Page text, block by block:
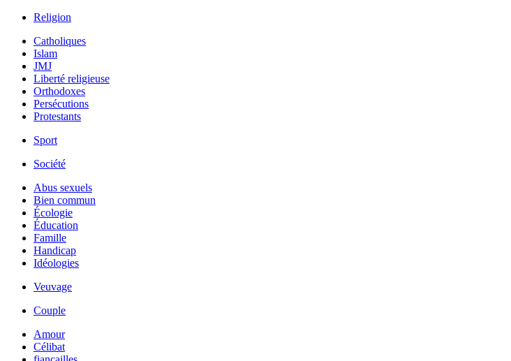
Religion
Catholiques
Islam
JMJ
Liberté religieuse
Orthodoxes
Persécutions
Protestants
Sport
Société
Abus sexuels
Bien commun
Écologie
Éducation
Famille
Handicap
Idéologies
Veuvage
Couple
Amour
Célibat